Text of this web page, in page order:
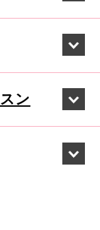
ン